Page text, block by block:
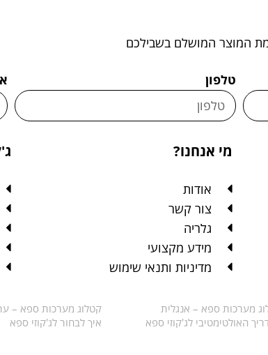
המוצר המושלם בשבילכם
טלפון
מי אנחנו?
אודות
צור קשר
גלריה
מידע מקצועי
מדיניות ותנאי שימוש
מערכות ספא – אנגלית קטלוג מערכות ספא –
האולטימטיבי לג'קוזי ספא איך לבחור לג'קוזי ספא